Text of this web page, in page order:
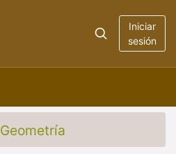
Iniciar
sesión
Geometría